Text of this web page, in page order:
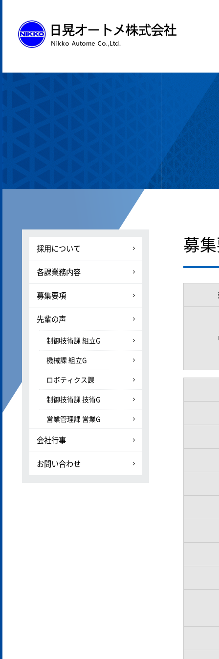
募
採用について
各課業務内容
募集要項
先輩の声
制御技術課 組立G
機械課 組立G
ロボティクス課
制御技術課 技術G
営業管理課 営業G
会社行事
お問い合わせ